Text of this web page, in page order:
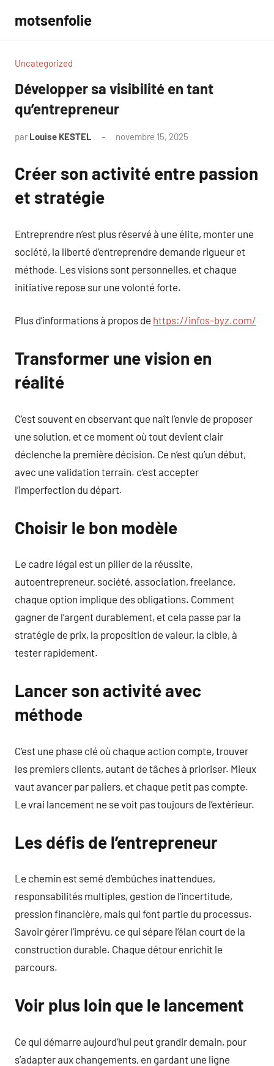
contenu
motsenfolie
Uncategorized
Développer sa visibilité en tant
qu’entrepreneur
par Louise KESTEL novembre 15, 2025
Créer son activité entre passion
et stratégie
Entreprendre n’est plus réservé à une élite, monter une
société, la liberté d’entreprendre demande rigueur et
méthode. Les visions sont personnelles, et chaque
initiative repose sur une volonté forte.
Plus d’informations à propos de https://infos-byz.com/
Transformer une vision en
réalité
C’est souvent en observant que naît l’envie de proposer
une solution, et ce moment où tout devient clair
déclenche la première décision. Ce n’est qu’un début,
avec une validation terrain. c’est accepter
l’imperfection du départ.
Choisir le bon modèle
Le cadre légal est un pilier de la réussite,
autoentrepreneur, société, association, freelance,
chaque option implique des obligations. Comment
gagner de l’argent durablement, et cela passe par la
stratégie de prix, la proposition de valeur, la cible, à
tester rapidement.
Lancer son activité avec
méthode
C’est une phase clé où chaque action compte, trouver
les premiers clients, autant de tâches à prioriser. Mieux
vaut avancer par paliers, et chaque petit pas compte.
Le vrai lancement ne se voit pas toujours de l’extérieur.
Les défis de l’entrepreneur
Le chemin est semé d’embûches inattendues,
responsabilités multiples, gestion de l’incertitude,
pression financière, mais qui font partie du processus.
Savoir gérer l’imprévu, ce qui sépare l’élan court de la
construction durable. Chaque détour enrichit le
parcours.
Voir plus loin que le lancement
Ce qui démarre aujourd’hui peut grandir demain, pour
s’adapter aux changements, en gardant une ligne